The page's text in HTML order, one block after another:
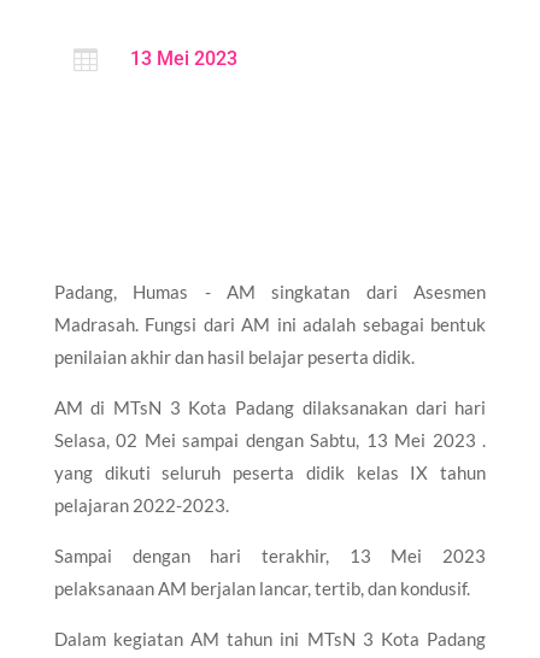
 13 Mei 2023
Padang, Humas - AM singkatan dari Asesmen
Madrasah. Fungsi dari AM ini adalah sebagai bentuk
penilaian akhir dan hasil belajar peserta didik.
AM di MTsN 3 Kota Padang dilaksanakan dari hari
Selasa, 02 Mei sampai dengan Sabtu, 13 Mei 2023 .
yang dikuti seluruh peserta didik kelas IX tahun
pelajaran 2022-2023.
Sampai dengan hari terakhir, 13 Mei 2023
pelaksanaan AM berjalan lancar, tertib, dan kondusif.
Dalam kegiatan AM tahun ini MTsN 3 Kota Padang